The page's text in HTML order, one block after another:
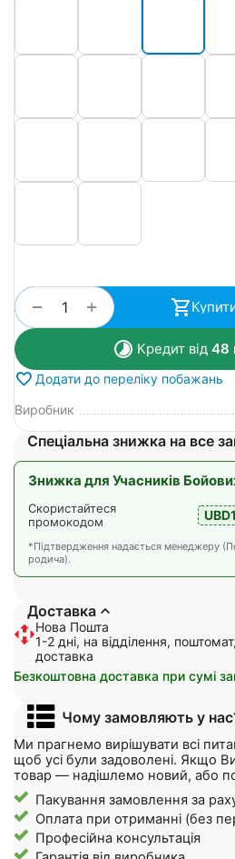
+
−
Кредит від 48
Додати до переліку побажань
Виробник
Спеціальна знижка на все
Знижка для Учасників
Скористайтеся
промокодом
*Підтвердження надається менеджеру
родича).
Доставка
Нова Пошта
1-2 дні, на відділення,
доставка
Безкоштовна доставка при сумі
Чому замовляють у
Ми прагнемо вирішувати всі
щоб усі були задоволені. Якщо
товар — надішлемо новий, або
Пакування замовлення за
Оплата при отриманні (без
Професійна консультація